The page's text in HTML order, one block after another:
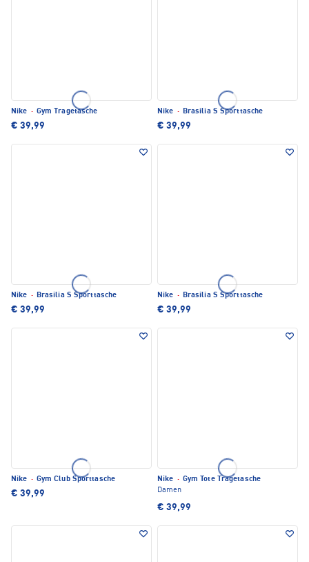
Nike · Gym Tragetasche
€ 39,99
Nike · Brasilia S Sporttasche
€ 39,99
Nike · Brasilia S Sporttasche
€ 39,99
Nike · Brasilia S Sporttasche
€ 39,99
Nike · Gym Club Sporttasche
€ 39,99
Nike · Gym Tote Tragetasche
Damen
€ 39,99